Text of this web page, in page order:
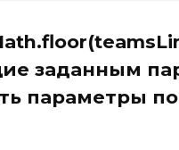
заданным
параметры